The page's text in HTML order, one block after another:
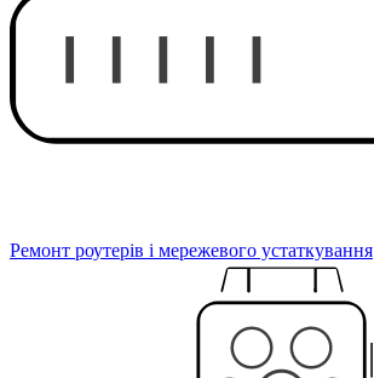
Ремонт роутерів і мережевого устаткування